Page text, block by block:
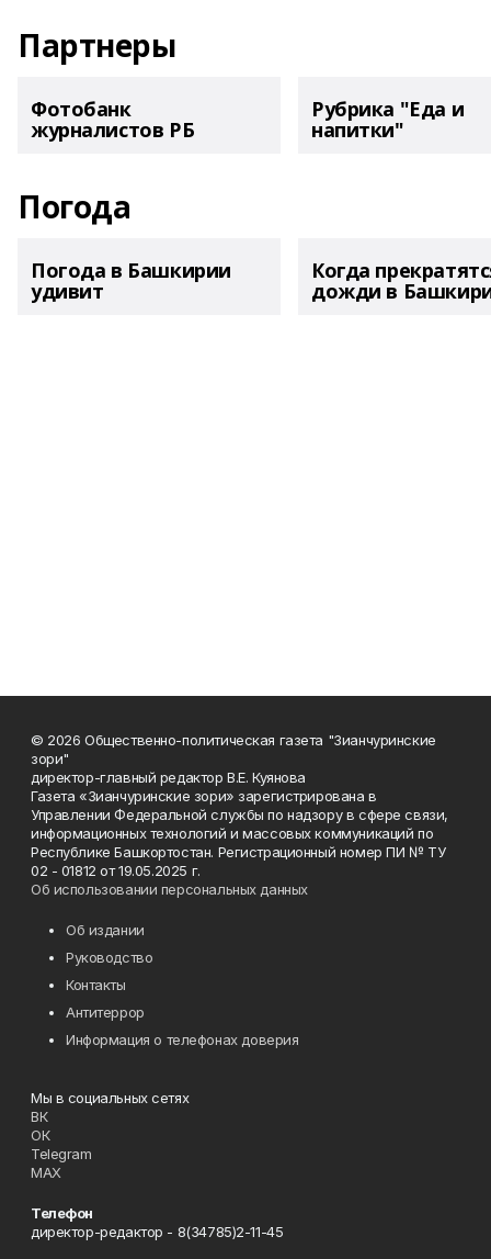
Партнеры
Фотобанк
журналистов РБ
Рубрика "Еда и
напитки"
Погода
Погода в Башкирии
удивит
Когда
дожди в
© 2026 Общественно-политическая газета "Зианчуринские
зори"
директор-главный редактор В.Е. Куянова
Газета «Зианчуринские зори» зарегистрирована в
Управлении Федеральной службы по надзору в сфере связи,
информационных технологий и массовых коммуникаций по
Республике Башкортостан. Регистрационный номер ПИ № ТУ
02 - 01812 от 19.05.2025 г.
Об использовании персональных данных
Об издании
Руководство
Контакты
Антитеррор
Информация о телефонах доверия
Мы в социальных сетях
ВК
ОК
Telegram
MAX
Телефон
директор-редактор - 8(34785)2-11-45